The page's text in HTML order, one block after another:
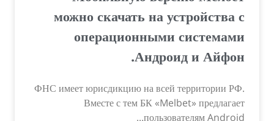
можно скачать на устройства с
операционными системами
Андроид и Айфон.
ФНС имеет юрисдикцию на всей территории РФ.
Вместе с тем БК «Melbet» предлагает
пользователям Android...